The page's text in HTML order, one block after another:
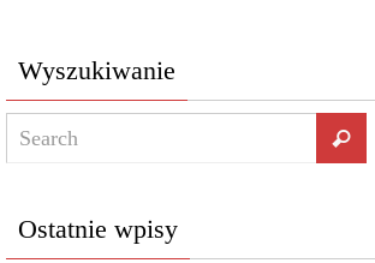
Wyszukiwanie
Ostatnie wpisy